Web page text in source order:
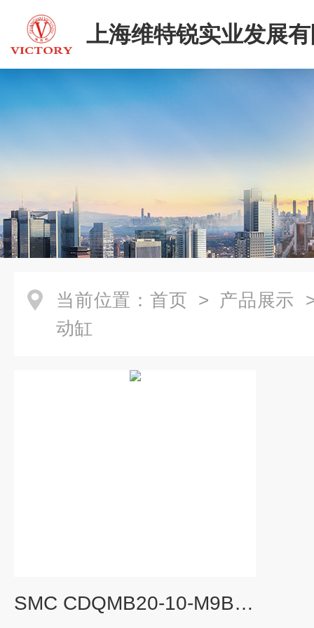
上海维特锐实业发展
当前位置： 首页 > 产品展示
动缸
SMC CDQMB20-10-M9BSSMC薄型气缸